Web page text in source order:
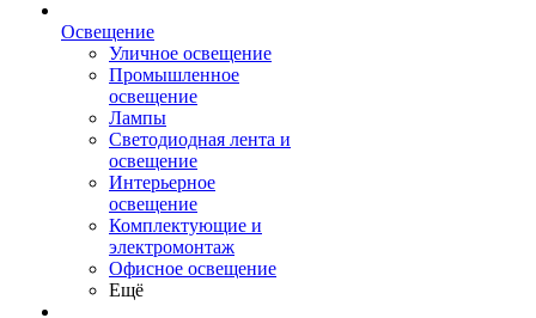
Освещение
Уличное освещение
Промышленное
освещение
Лампы
Светодиодная лента и
освещение
Интерьерное
освещение
Комплектующие и
электромонтаж
Офисное освещение
Ещё